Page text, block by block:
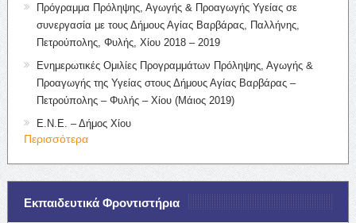
Πρόγραμμα Πρόληψης, Αγωγής & Προαγωγής Υγείας σε
συνεργασία με τους Δήμους Αγίας Βαρβάρας, Παλλήνης,
Πετρούπολης, Φυλής, Χίου 2018 – 2019
Ενημερωτικές Ομιλίες Προγραμμάτων Πρόληψης, Αγωγής &
Προαγωγής της Υγείας στους Δήμους Αγίας Βαρβάρας –
Πετρούπολης – Φυλής – Χίου (Μάιος 2019)
Ε.Ν.Ε. – Δήμος Χίου
Περισσότερα
Εκπαιδευτικά Φροντιστήρια